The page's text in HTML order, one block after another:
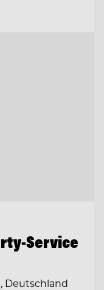
Service
Deutschland